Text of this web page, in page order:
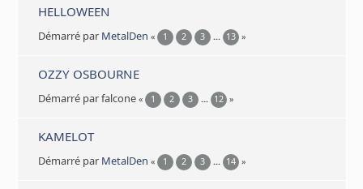
HELLOWEEN
Démarré par MetalDen « 1 2 3 ... 13 »
OZZY OSBOURNE
Démarré par falcone « 1 2 3 ... 12 »
KAMELOT
Démarré par MetalDen « 1 2 3 ... 14 »